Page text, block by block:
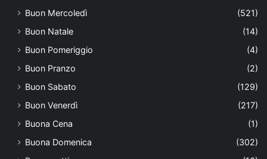
Buon Mercoledì
(521)
Buon Natale
(14)
Buon Pomeriggio
(4)
Buon Pranzo
(2)
Buon Sabato
(129)
Buon Venerdì
(217)
Buona Cena
(1)
Buona Domenica
(302)